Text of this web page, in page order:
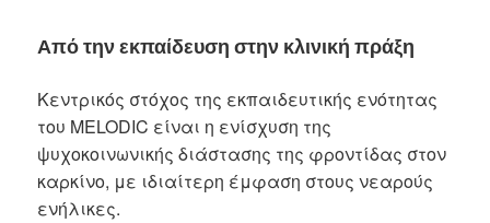
Από την εκπαίδευση στην κλινική πράξη
Κεντρικός στόχος της εκπαιδευτικής ενότητας
του MELODIC είναι η ενίσχυση της
ψυχοκοινωνικής διάστασης της φροντίδας στον
καρκίνο, με ιδιαίτερη έμφαση στους νεαρούς
ενήλικες.